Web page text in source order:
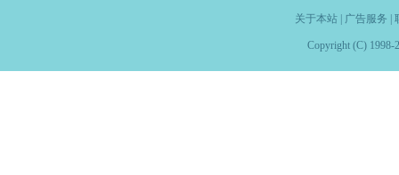
关于本站| 广告服务
Copyright (C) 1998-